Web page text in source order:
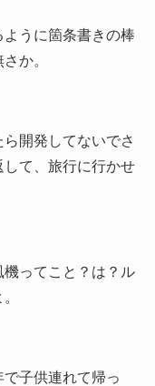
うに箇条書きの棒
か。
開発してないでさ
て、旅行に行かせ
ってこと？は？ル
子供連れて帰っ